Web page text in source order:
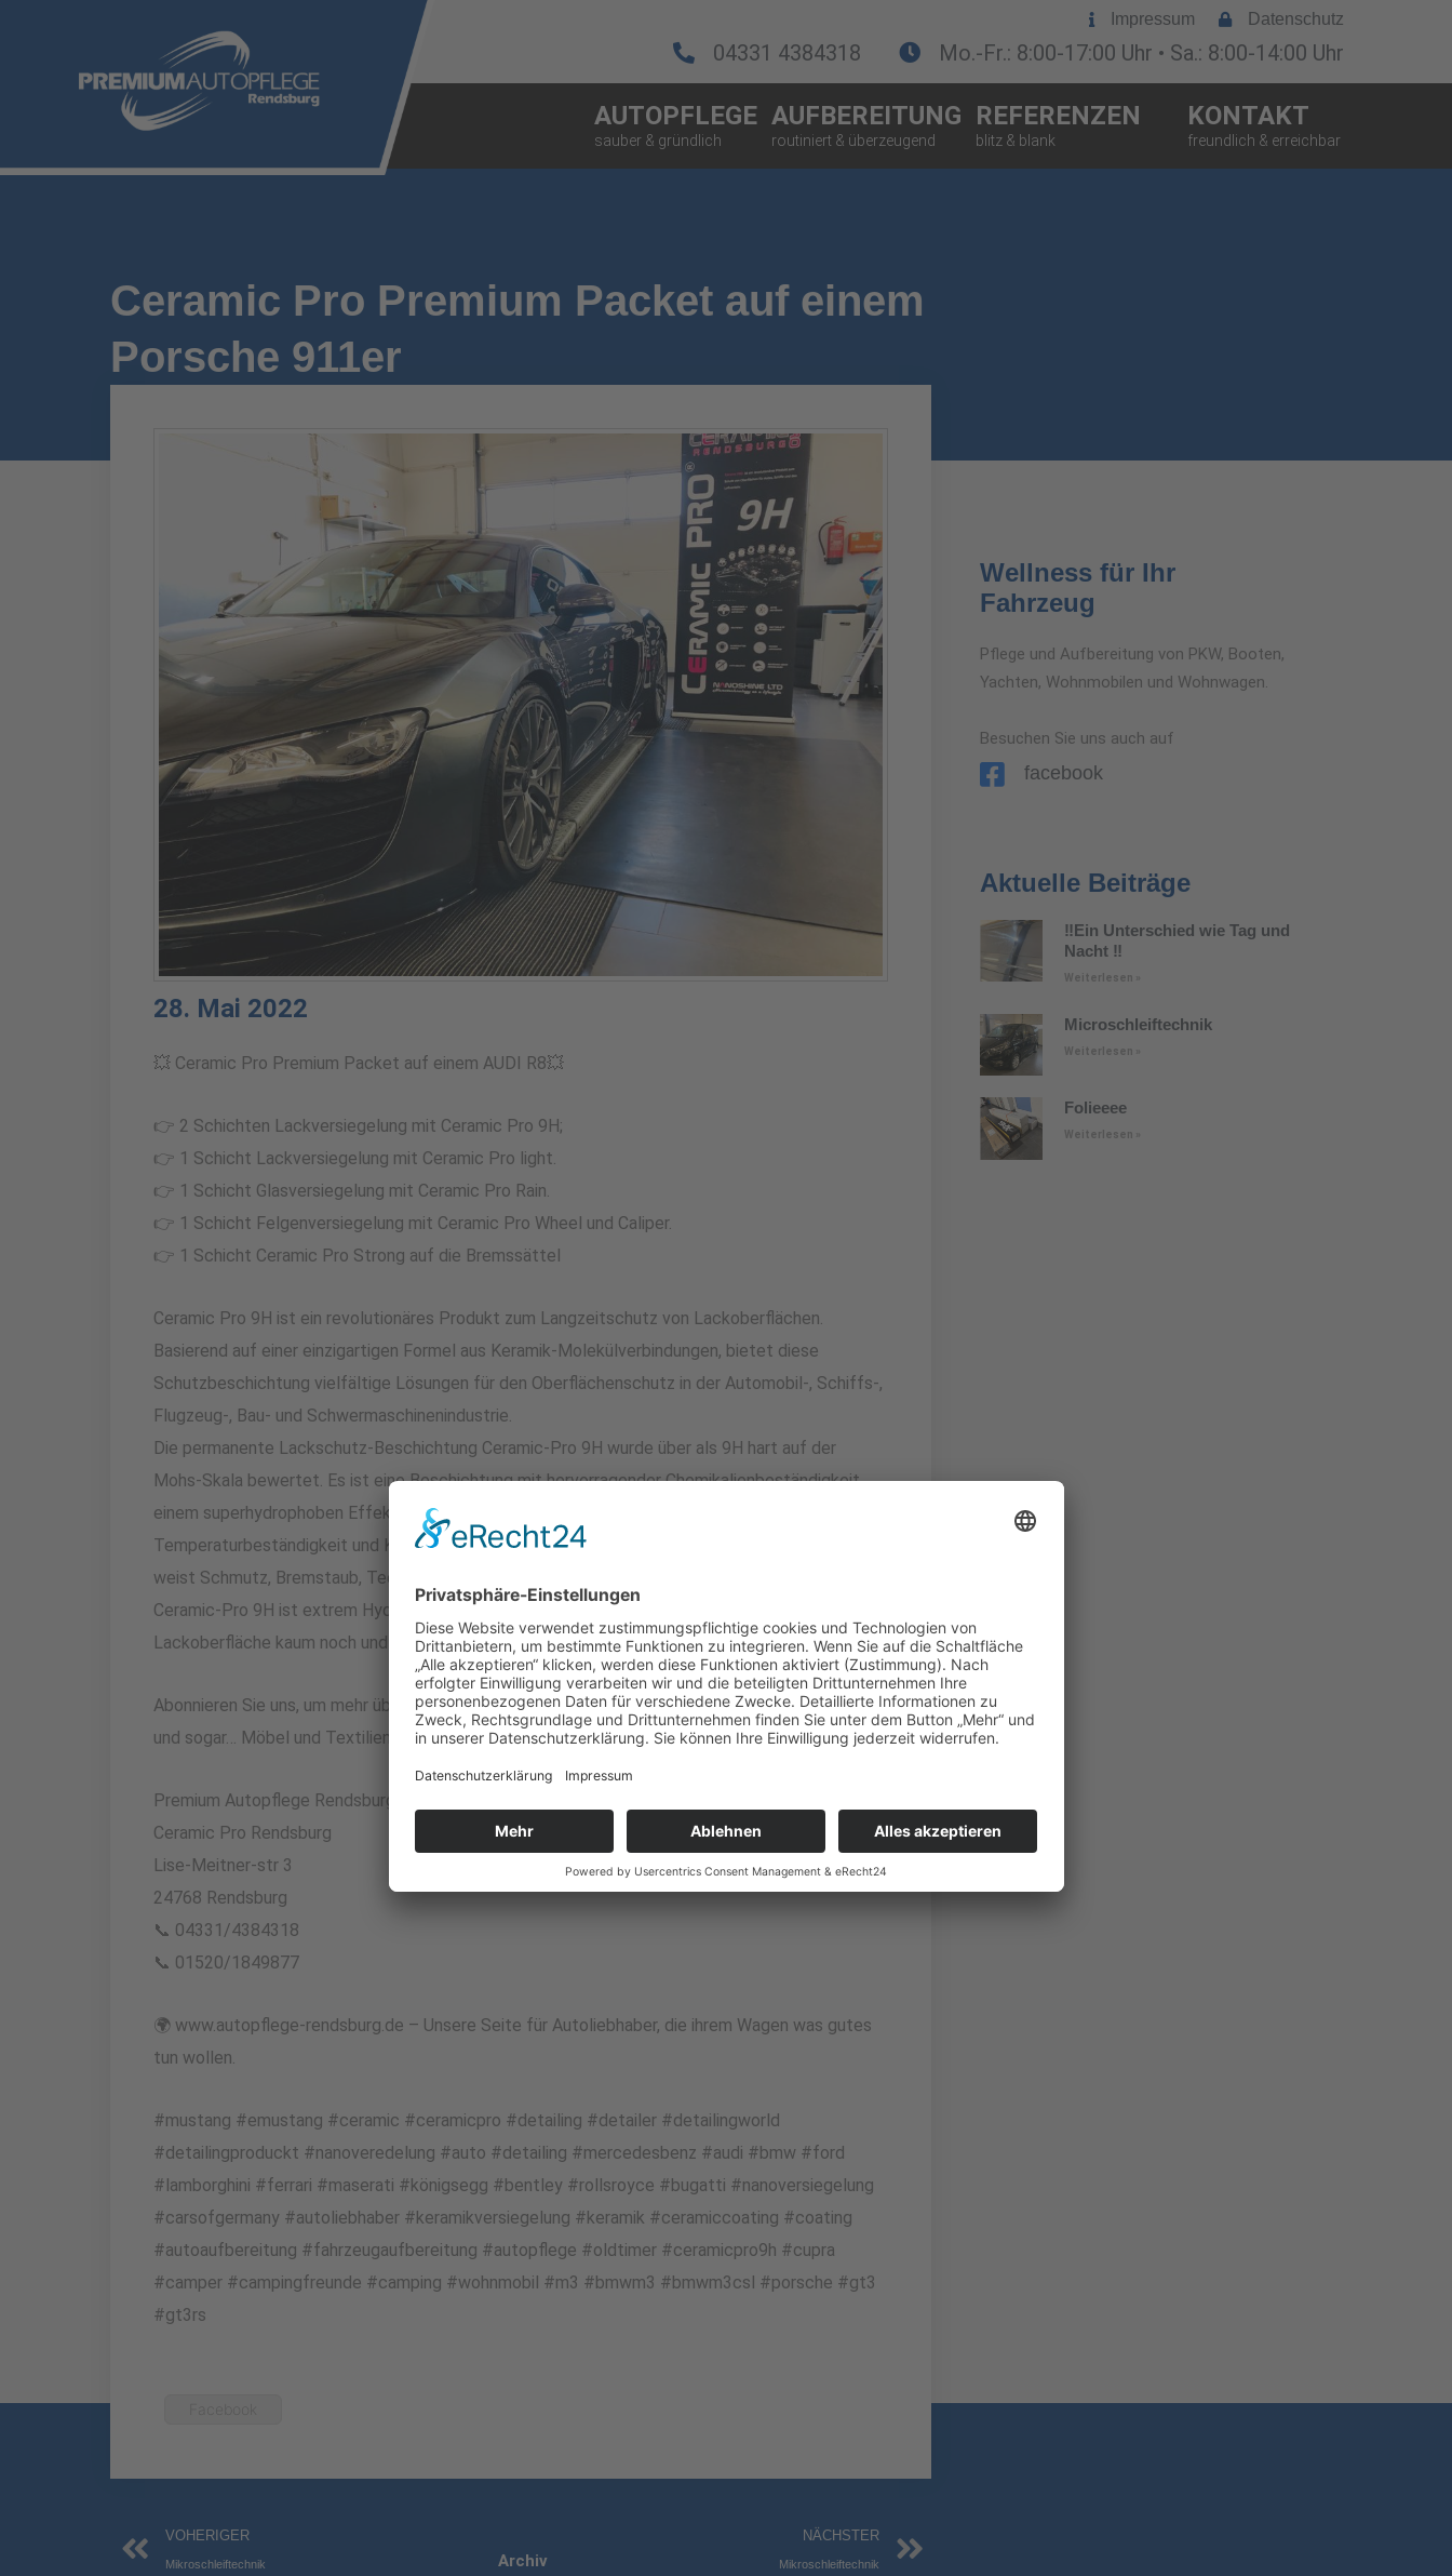
Impressum Datenschutz
04331 4384318 Mo.-Fr.: 8:00-17:00 Uhr • Sa.: 8:00-14:00 Uhr
AUTOPFLEGE AUFBEREITUNG REFERENZEN KONTAKT
Ceramic Pro Premium Packet auf einem
Porsche 911er
28. Mai 2022
💥 Ceramic Pro Premium Packet auf einem AUDI R8💥
👉 2 Schichten Lackversiegelung mit Ceramic Pro 9H;
👉 1 Schicht Lackversiegelung mit Ceramic Pro light.
👉 1 Schicht Glasversiegelung mit Ceramic Pro Rain.
👉 1 Schicht Felgenversiegelung mit Ceramic Pro Wheel und Caliper.
👉 1 Schicht Ceramic Pro Strong auf die Bremssättel
Ceramic Pro 9H ist ein revolutionäres Produkt zum Langzeitschutz von Lackoberflächen.
Basierend auf einer einzigartigen Formel aus Keramik-Molekülverbindungen, bietet diese
Schutzbeschichtung vielfältige Lösungen für den Oberflächenschutz in der Automobil-, Schiffs-,
Flugzeug-, Bau- und Schwermaschinenindustrie.
Die permanente Lackschutz-Beschichtung Ceramic-Pro 9H wurde über als 9H hart auf der
Mohs-Skala bewertet. Es ist eine Beschichtung mit hervorragender Chemikalienbeständigkeit,
einem superhydrophoben Effekt, sehr hoher UV-Beständigkeit, Kratzfestigkeit,
Temperaturbeständigkeit und Korrosionsbeständigkeit. Die Glätte der beschichteten Oberfläche
weist Schmutz, Bremstaub, Teer, Vogeldreck und Insekten von Autolack ihres PKWs ab.
Ceramic-Pro 9H ist extrem Hydrophob, das heißt Wasserabweisend und somit verschmutzt die
Lackoberfläche kaum noch und reinigt sich fast von alleine in Verbindung mit Wasser.
Abonnieren Sie uns, um mehr über den besten Schutz zu erfahren für Autos, Yachten, Luftfahrt
und sogar… Möbel und Textilien❗
Premium Autopflege Rendsburg +
Ceramic Pro Rendsburg
Lise-Meitner-str 3
24768 Rendsburg
📞 04331/4384318
📞 01520/1849877
🌍 www.autopflege-rendsburg.de – Unsere Seite für Autoliebhaber, die ihrem Wagen was gutes
tun wollen.
#mustang #emustang #ceramic #ceramicpro #detailing #detailer #detailingworld
#detailingproduckt #nanoveredelung #auto #detailing #mercedesbenz #audi #bmw #ford
#lamborghini #ferrari #maserati #königsegg #bentley #rollsroyce #bugatti #nanoversiegelung
#carsofgermany #autoliebhaber #keramikversiegelung #keramik #ceramiccoating #coating
#autoaufbereitung #fahrzeugaufbereitung #autopflege #oldtimer #ceramicpro9h #cupra
#camper #campingfreunde #camping #wohnmobil #m3 #bmwm3 #bmwm3csl #porsche #gt3
#gt3rs
Wellness für Ihr
Fahrzeug
Pflege und Aufbereitung von PKW, Booten,
Yachten, Wohnmobilen und Wohnwagen.
Besuchen Sie uns auch auf
facebook
Aktuelle Beiträge
‼️Ein Unterschied wie Tag und
Nacht ‼️
Weiterlesen »
Microschleiftechnik
Weiterlesen »
Folieeee
Weiterlesen »
Archiv
Zurück
VOHERIGER
Mikroschleiftechnik
NÄCHSTER
Mikroschleiftechnik